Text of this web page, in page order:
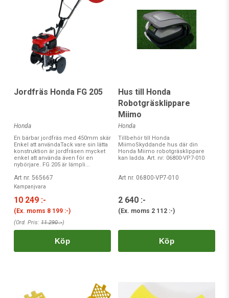
Jordfräs Honda FG 205
Honda
En bärbar jordfräs med 450mm skär
Enkel att användaTack vare sin lätta
konstruktion är jordfräsen mycket
enkel att använda även för en
nybörjare. FG 205 är lämpli...
Art nr. 565667
Kampanjvara
10 249 :-
(Ex. moms 8 199 :-)
(Ord. Pris: 11 290 :-)
Köp
Hus till Honda
Robotgräsklippare
Miimo
Honda
Tillbehör till Honda
MiimoSkyddande hus där din
Honda Miimo robotgräsklippare
kan ladda. Art. nr: 06800-VP7-010
Art nr. 06800-VP7-010
2 640 :-
(Ex. moms 2 112 :-)
Köp